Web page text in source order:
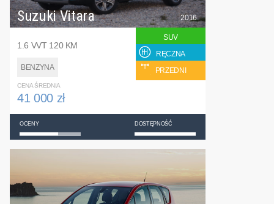
Suzuki Vitara
1.6 VVT 120 KM
BENZYNA
2016
SUV
RĘCZNA
PRZEDNI
CENA ŚREDNIA
41 000 zł
OCENY DOSTĘPNOŚĆ